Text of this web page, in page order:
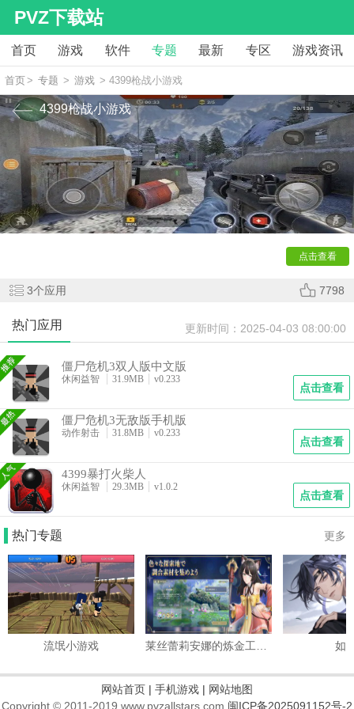
PVZ下载站
首页 游戏 软件 专题 最新 专区 游戏资讯
首页> 专题 > 游戏 > 4399枪战小游戏
4399枪战小游戏
点击查看
【 4399枪战小游戏 】小编给你带来的是4399枪战小游
戏，都是出自4399游戏平台，枪战的游戏类型，各种不同画风
的小游戏，类型都是枪战，想玩就来下载吧！
3个应用 7798
热门应用 更新时间： 2025-04-03 08:00:00
僵尸危机3双人版中文版
休闲益智 31.9MB v0.233
点击查看
僵尸危机3无敌版手机版
动作射击 31.8MB v0.233
点击查看
4399暴打火柴人
休闲益智 29.3MB v1.0.2
点击查看
热门专题 更多
流氓小游戏 如
网站首页 | 手机游戏 | 网站地图
Copyright © 2011-2019 www.pvzallstars.com. 闽ICP备2025091152号-2